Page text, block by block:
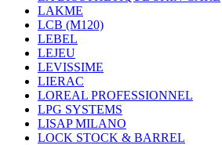
LAKME
LCB (M120)
LEBEL
LEJEU
LEVISSIME
LIERAC
LOREAL PROFESSIONNEL
LPG SYSTEMS
LISAP MILANO
LOCK STOCK & BARREL